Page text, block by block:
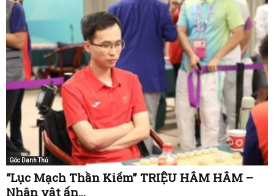
Góc Danh Thủ
“Lục Mạch Thần Kiếm” TRIỆU HÂM HÂM –
Nhân vật ấn...